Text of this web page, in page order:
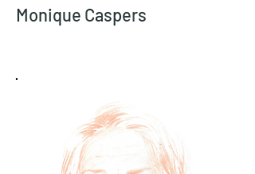
Monique Caspers